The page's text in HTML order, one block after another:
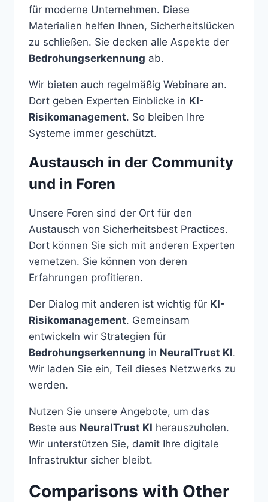
für moderne Unternehmen. Diese
Materialien helfen Ihnen, Sicherheitslücken
zu schließen. Sie decken alle Aspekte der
Bedrohungserkennung ab.
Wir bieten auch regelmäßig Webinare an.
Dort geben Experten Einblicke in KI-
Risikomanagement. So bleiben Ihre
Systeme immer geschützt.
Austausch in der Community
und in Foren
Unsere Foren sind der Ort für den
Austausch von Sicherheitsbest Practices.
Dort können Sie sich mit anderen Experten
vernetzen. Sie können von deren
Erfahrungen profitieren.
Der Dialog mit anderen ist wichtig für KI-
Risikomanagement. Gemeinsam
entwickeln wir Strategien für
Bedrohungserkennung in NeuralTrust KI.
Wir laden Sie ein, Teil dieses Netzwerks zu
werden.
Nutzen Sie unsere Angebote, um das
Beste aus NeuralTrust KI herauszuholen.
Wir unterstützen Sie, damit Ihre digitale
Infrastruktur sicher bleibt.
Comparisons with Other